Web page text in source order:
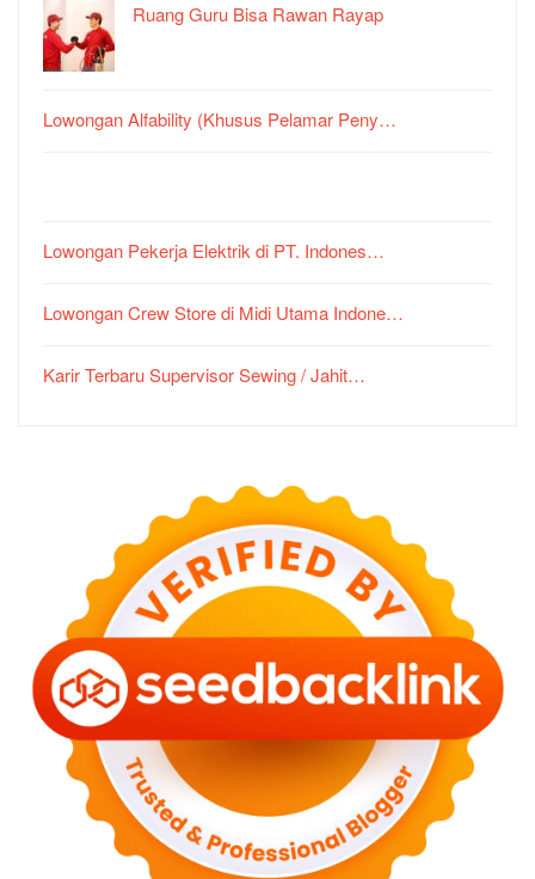
Ruang Guru Bisa Rawan Rayap
Lowongan Alfability (Khusus Pelamar Peny…
Lowongan Pekerja Elektrik di PT. Indones…
Lowongan Crew Store di Midi Utama Indone…
Karir Terbaru Supervisor Sewing / Jahit…